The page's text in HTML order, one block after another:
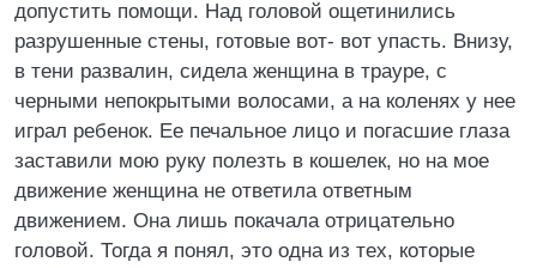
допустить помощи. Над головой ощетинились
разрушенные стены, готовые вот- вот упасть. Внизу,
в тени развалин, сидела женщина в трауре, с
черными непокрытыми волосами, а на коленях у нее
играл ребенок. Ее печальное лицо и погасшие глаза
заставили мою руку полезть в кошелек, но на мое
движение женщина не ответила ответным
движением. Она лишь покачала отрицательно
головой. Тогда я понял, это одна из тех, которые